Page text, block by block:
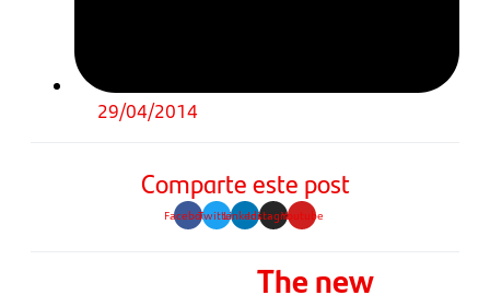
29/04/2014
Comparte este post
FacebookTwitterLinkedinInstagramYoutube
The new